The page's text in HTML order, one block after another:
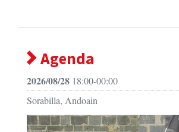
Agenda
2026/08/28 18:00-00:00
Sorabilla, Andoain